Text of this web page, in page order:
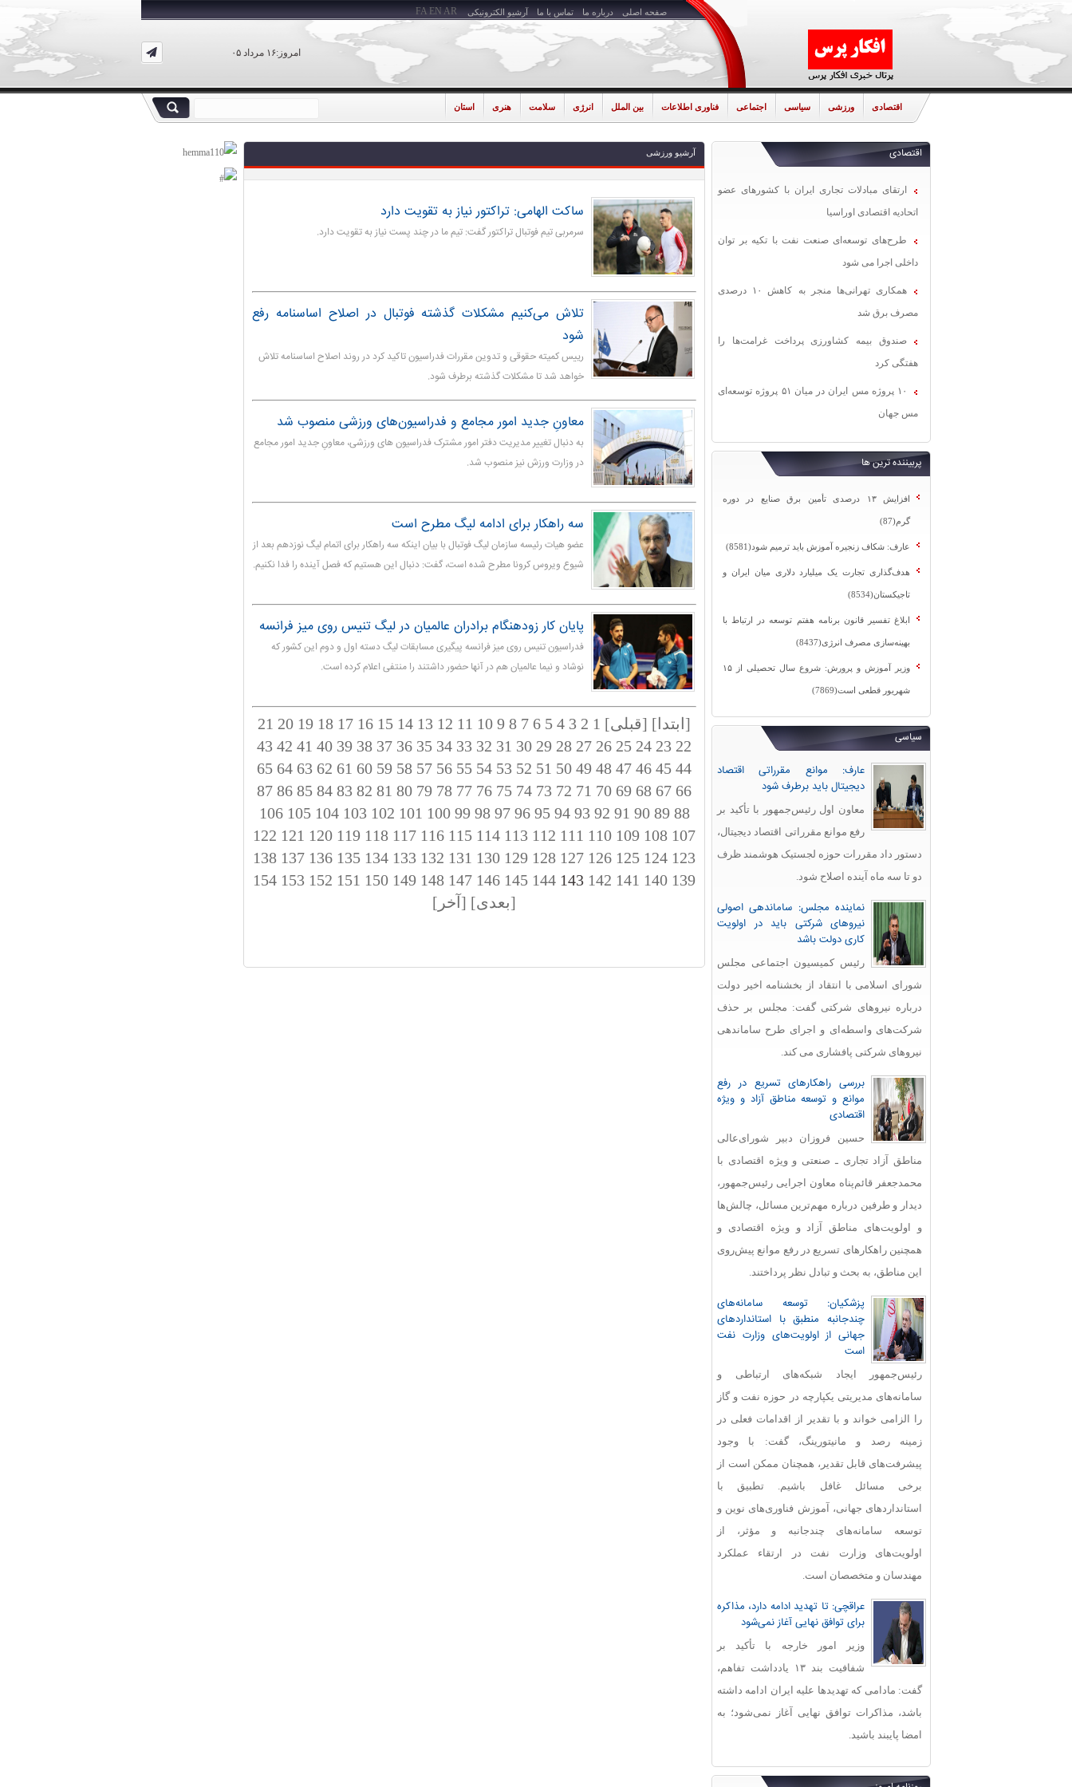
صفحه اصلی درباره ما تماس با ما آرشیو الکترونیکی
امروز:۱۶ مرداد ۰۵
FA EN AR
اقتصادی ورزشی سیاسی اجتماعی فناوری اطلاعات بین الملل انرژی سلامت هنری استان
اقتصادی
ارتقای مبادلات تجاری ایران با کشورهای عضو
اتحادیه اقتصادی اوراسیا
طرح‌های توسعه‌ای صنعت نفت با تکیه بر توان
داخلی اجرا می شود
همکاری تهرانی‌ها منجر به کاهش ۱۰ درصدی
مصرف برق شد
صندوق بیمه کشاورزی پرداخت غرامت‌ها را
هفتگی کرد
۱۰ پروژه مس ایران در میان ۵۱ پروژه توسعه‌ای
مس جهان
پربیننده ترین ها
افزایش ۱۳ درصدی تأمین برق صنایع در دوره
گرم(87)
عارف: شکاف زنجیره آموزش باید ترمیم شود(8581)
هدف‌گذاری تجارت یک میلیارد دلاری میان ایران و
تاجیکستان(8534)
ابلاغ تفسیر قانون برنامه هفتم توسعه در ارتباط با
بهینه‌سازی مصرف انرژی(8437)
وزیر آموزش و پرورش: شروع سال تحصیلی از ۱۵
شهریور قطعی است(7869)
سیاسی
عارف: موانع مقرراتی اقتصاد
دیجیتال باید برطرف شود
معاون اول رئیس‌جمهور با تأکید بر
رفع موانع مقرراتی اقتصاد دیجیتال،
دستور داد مقررات حوزه لجستیک هوشمند ظرف
دو تا سه ماه آینده اصلاح شود.
نماینده مجلس: ساماندهی اصولی
نیروهای شرکتی باید در اولویت
کاری دولت باشد
رئیس کمیسیون اجتماعی مجلس
شورای اسلامی با انتقاد از بخشنامه اخیر دولت
درباره نیروهای شرکتی گفت: مجلس بر حذف
شرکت‌های واسطه‌ای و اجرای طرح ساماندهی
نیروهای شرکتی پافشاری می کند.
بررسی راهکارهای تسریع در رفع
موانع و توسعه مناطق آزاد و ویژه
اقتصادی
حسین فروزان دبیر شورای‌عالی
مناطق آزاد تجاری ـ صنعتی و ویژه اقتصادی با
محمدجعفر قائم‌پناه معاون اجرایی رئیس‌جمهور،
دیدار و طرفین درباره مهم‌ترین مسائل، چالش‌ها
و اولویت‌های مناطق آزاد و ویژه اقتصادی و
همچنین راهکارهای تسریع در رفع موانع پیش‌روی
این مناطق، به بحث و تبادل نظر پرداختند.
پزشکیان: توسعه سامانه‌های
چندجانبه منطبق با استانداردهای
جهانی از اولویت‌های وزارت نفت
است
رئیس‌جمهور ایجاد شبکه‌های ارتباطی و
سامانه‌های مدیریتی یکپارچه در حوزه نفت و گاز
را الزامی خواند و با تقدیر از اقدامات فعلی در
زمینه رصد و مانیتورینگ، گفت: با وجود
پیشرفت‌های قابل‌ تقدیر، همچنان ممکن است از
برخی مسائل غافل باشیم. تطبیق با
استانداردهای جهانی، آموزش فناوری‌های نوین و
توسعه سامانه‌های چندجانبه و مؤثر، از
اولویت‌های وزارت نفت در ارتقاء عملکرد
مهندسان و متخصصان است.
عراقچی: تا تهدید ادامه دارد، مذاکره
برای توافق نهایی آغاز نمی‌شود
وزیر امور خارجه با تأکید بر
شفافیت بند ۱۳ یادداشت تفاهم،
گفت: مادامی که تهدیدها علیه ایران ادامه داشته
باشد، مذاکرات توافق نهایی آغاز نمی‌شود؛ به
امضا پایبند باشید.
آرشیو ورزشی
ساکت الهامی: تراکتور نیاز به تقویت دارد
سرمربی تیم فوتبال تراکتور گفت: تیم ما در چند پست نیاز به تقویت دارد.
تلاش می‌کنیم مشکلات گذشته فوتبال در اصلاح اساسنامه رفع
شود
رییس کمیته حقوقی و تدوین مقررات فدراسیون تاکید کرد در روند اصلاح اساسنامه تلاش
خواهد شد تا مشکلات گذشته برطرف شود.
معاونِ جدید امور مجامع و فدراسیون‌های ورزشی منصوب شد
به دنبال تغییر مدیریت دفتر امور مشترک فدراسیون های ورزشی، معاونِ جدید امور مجامع
در وزارت ورزش نیز منصوب شد.
سه راهکار برای ادامه لیگ مطرح است
عضو هیات رئیسه سازمان لیگ فوتبال با بیان اینکه سه راهکار برای اتمام لیگ نوزدهم بعد از
شیوع ویروس کرونا مطرح شده است، گفت: دنبال این هستیم که فصل آینده را فدا نکنیم.
پایان کار زودهنگام برادران عالمیان در لیگ تنیس روی میز فرانسه
فدراسیون تنیس روی میز فرانسه پیگیری مسابقات لیگ دسته اول و دوم این کشور که
نوشاد و نیما عالمیان هم در آنها حضور داشتند را منتفی اعلام کرده است.
[ابتدا] [قبلی] 1
2
3
4
5
6
7
8
9
10
11
12
13
14
15
16
17
18
19
20
21
22
23
24
25
26
27
28
29
30
31
32
33
34
35
36
37
38
39
40
41
42
43
44
45
46
47
48
49
50
51
52
53
54
55
56
57
58
59
60
61
62
63
64
65
66
67
68
69
70
71
72
73
74
75
76
77
78
79
80
81
82
83
84
85
86
87
88
89
90
91
92
93
94
95
96
97
98
99
100
101
102
103
104
105
106
107
108
109
110
111
112
113
114
115
116
117
118
119
120
121
122
123
124
125
126
127
128
129
130
131
132
133
134
135
136
137
138
139
140
141
142
144
145
146
147
148
149
150
151
152
153
154
[بعدی] [آخر]